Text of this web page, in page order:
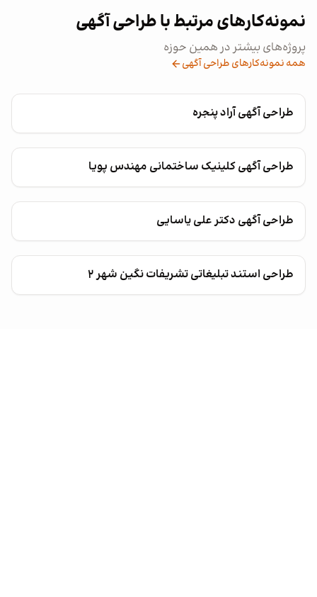
نمونه‌کارهای مرتبط با طراحی آگهی
پروژه‌های بیشتر در همین حوزه
همه نمونه‌کارهای طراحی آگهی
طراحی آگهی آراد پنجره
طراحی آگهی کلینیک ساختمانی مهندس پویا
طراحی آگهی دکتر علی یاسایی
طراحی استند تبلیغاتی تشریفات نگین شهر ۲